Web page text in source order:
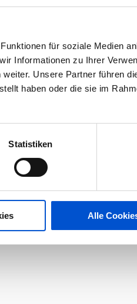
für soziale Medien
Informationen zu Ihrer
Unsere Partner führen
haben oder die sie im
Statistiken
Alle